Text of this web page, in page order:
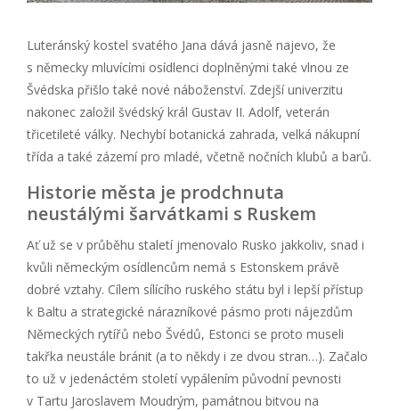
Luteránský kostel svatého Jana dává jasně najevo, že
s německy mluvícími osídlenci doplněnými také vlnou ze
Švédska přišlo také nové náboženství. Zdejší univerzitu
nakonec založil švédský král Gustav II. Adolf, veterán
třicetileté války. Nechybí botanická zahrada, velká nákupní
třída a také zázemí pro mladé, včetně nočních klubů a barů.
Historie města je prodchnuta
neustálými šarvátkami s Ruskem
Ať už se v průběhu staletí jmenovalo Rusko jakkoliv, snad i
kvůli německým osídlencům nemá s Estonskem právě
dobré vztahy. Cílem sílícího ruského státu byl i lepší přístup
k Baltu a strategické nárazníkové pásmo proti nájezdům
Německých rytířů nebo Švédů, Estonci se proto museli
takřka neustále bránit (a to někdy i ze dvou stran…). Začalo
to už v jedenáctém století vypálením původní pevnosti
v Tartu Jaroslavem Moudrým, památnou bitvou na